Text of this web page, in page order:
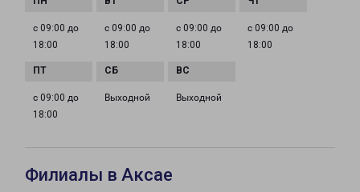
с 09:00 до
18:00
с 09:00 до
18:00
с 09:00 до
18:00
с 09:00 до
18:00
с 09:00 до
18:00
Выходной Выходной
Филиалы в Аксае